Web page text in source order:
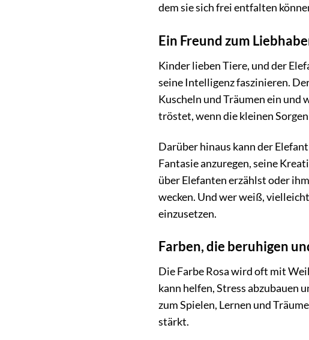
dem sie sich frei entfalten
Ein Freund zum
Kinder lieben Tiere, und der
seine Intelligenz faszinieren.
Kuscheln und Träumen ein und
tröstet, wenn die kleinen
Darüber hinaus kann der
Fantasie anzuregen, seine
über Elefanten erzählst oder
wecken. Und wer weiß,
einzusetzen.
Farben, die beruhigen
Die Farbe Rosa wird oft mit
kann helfen, Stress abzubauen
zum Spielen, Lernen und
stärkt.